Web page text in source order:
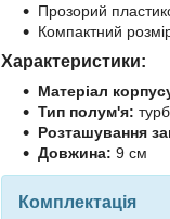
Прозорий
Компактний
Характеристики:
Матеріал
Тип полум'я:
Розташування
Довжина: 9 см
Комплектація